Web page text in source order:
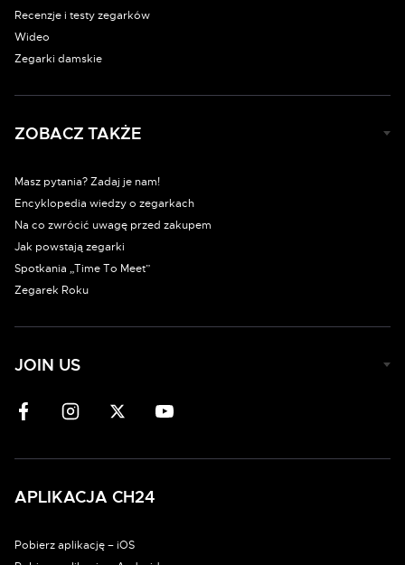
Recenzje i testy zegarków
Wideo
Zegarki damskie
ZOBACZ TAKŻE
Masz pytania? Zadaj je nam!
Encyklopedia wiedzy o zegarkach
Na co zwrócić uwagę przed zakupem
Jak powstają zegarki
Spotkania „Time To Meet”
Zegarek Roku
JOIN US
APLIKACJA CH24
Pobierz aplikację – iOS